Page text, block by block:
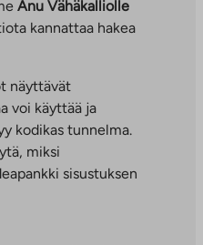
Anu Vähäkalliolle
kannattaa hakea
näyttävät
voi käyttää ja
kodikas tunnelma.
miksi
sisustuksen